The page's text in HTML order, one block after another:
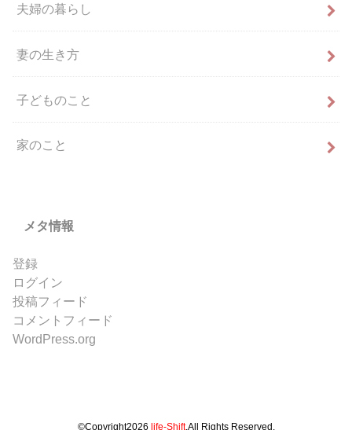
夫婦の暮らし
妻の生き方
子どものこと
家のこと
メタ情報
登録
ログイン
投稿フィード
コメントフィード
WordPress.org
©Copyright2026 life-Shift.All Rights Reserved.